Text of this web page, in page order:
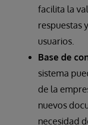
facilita la
respuestas
usuarios.
Base de
sistema
de la
nuevos
necesidad